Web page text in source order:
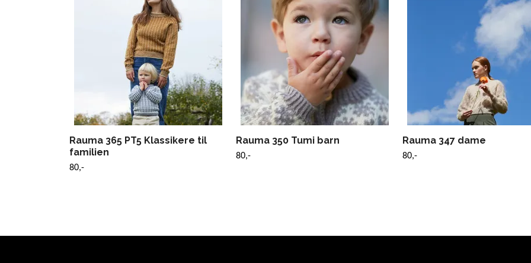
Rauma 365 PT5 Klassikere til
familien
80,-
Rauma 350 Tumi barn
80,-
Rauma 347 dame
80,-